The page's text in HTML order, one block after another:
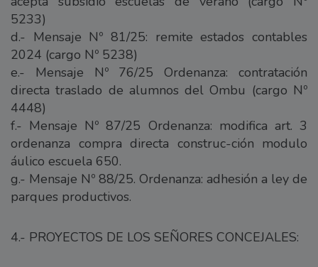
5233)
d.- Mensaje Nº 81/25: remite estados contables
2024 (cargo Nº 5238)
e.- Mensaje Nº 76/25 Ordenanza: contratación
directa traslado de alumnos del Ombu (cargo Nº
4448)
f.- Mensaje Nº 87/25 Ordenanza: modifica art. 3
ordenanza compra directa construc-ción modulo
áulico escuela 650.
g.- Mensaje Nº 88/25. Ordenanza: adhesión a ley de
parques productivos.
4.- PROYECTOS DE LOS SEÑORES CONCEJALES: